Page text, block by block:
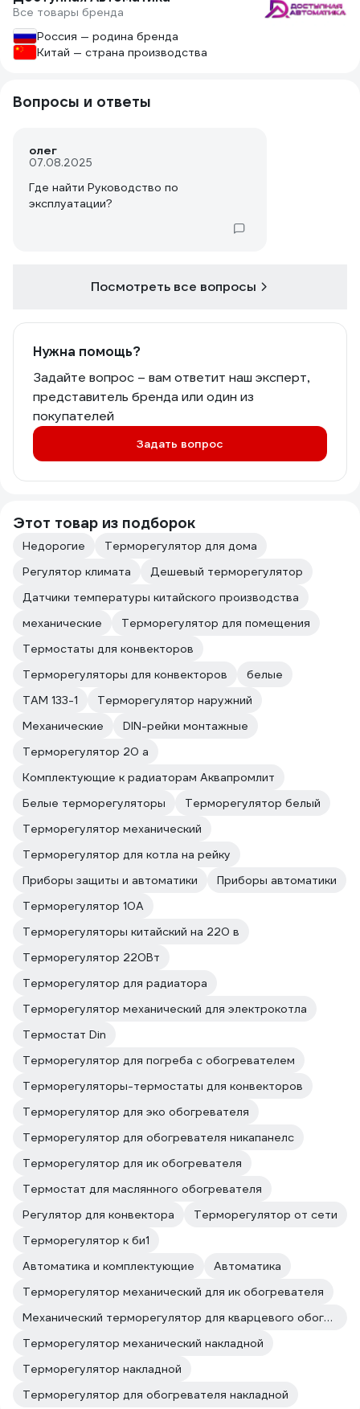
Все товары бренда
Россия — родина бренда
Китай — страна производства
Вопросы и ответы
олег
07.08.2025
Где найти Руководство по
эксплуатации?
Посмотреть все вопросы
Нужна помощь?
Задайте вопрос – вам ответит наш эксперт,
представитель бренда или один из
покупателей
Задать вопрос
Этот товар из подборок
Недорогие
Терморегулятор для дома
Регулятор климата
Дешевый терморегулятор
Датчики температуры китайского производства
механические
Терморегулятор для помещения
Термостаты для конвекторов
Терморегуляторы для конвекторов
белые
ТАМ 133-1
Терморегулятор наружний
Механические
DIN-рейки монтажные
Терморегулятор 20 а
Комплектующие к радиаторам Аквапромлит
Белые терморегуляторы
Терморегулятор белый
Терморегулятор механический
Терморегулятор для котла на рейку
Приборы защиты и автоматики
Приборы автоматики
Терморегулятор 10А
Терморегуляторы китайский на 220 в
Терморегулятор 220Вт
Терморегулятор для радиатора
Терморегулятор механический для электрокотла
Термостат Din
Терморегулятор для погреба с обогревателем
Терморегуляторы-термостаты для конвекторов
Терморегулятор для эко обогревателя
Терморегулятор для обогревателя никапанелс
Терморегулятор для ик обогревателя
Термостат для маслянного обогревателя
Регулятор для конвектора
Терморегулятор от сети
Терморегулятор к би1
Автоматика и комплектующие
Автоматика
Терморегулятор механический для ик обогревателя
Механический терморегулятор для кварцевого обогревателя
Терморегулятор механический накладной
Терморегулятор накладной
Терморегулятор для обогревателя накладной